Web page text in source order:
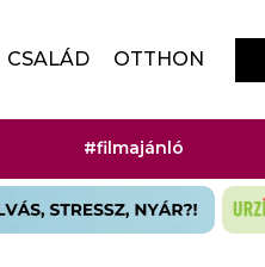
CSALÁD OTTHON
#filmajánló